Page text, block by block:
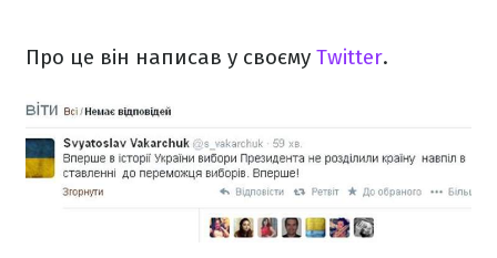
Про це він написав у своєму Twitter.